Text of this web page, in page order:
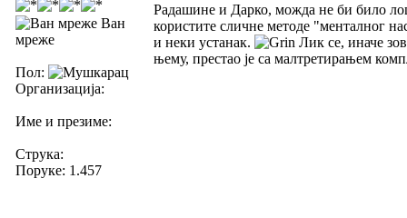
Ван
мреже
Пол:
Организација:
Име и презиме:
Струка:
Поруке: 1.457
Радашине и Дарко, можда не би било
користите сличне методе "менталног
и неки устанак.
Лик се, иначе
њему, престао је са малтретирањем